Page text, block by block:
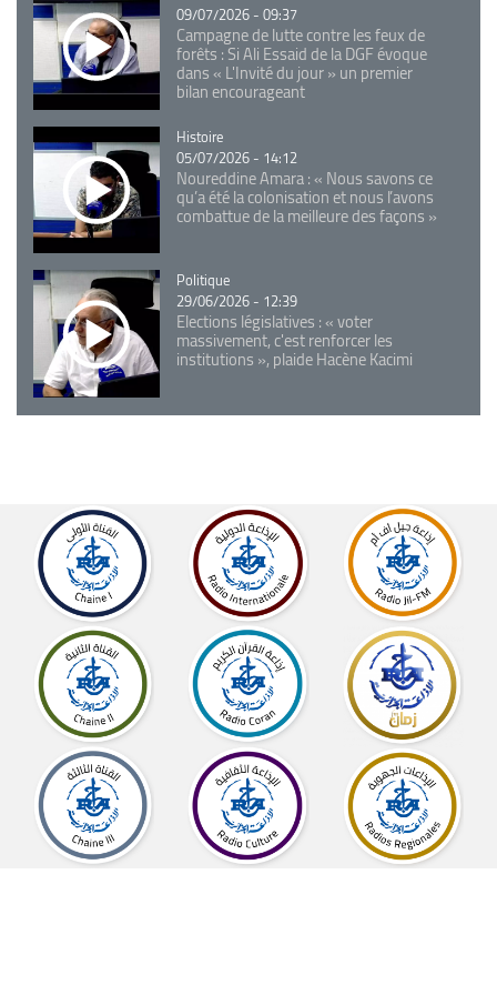
09/07/2026 - 09:37
Campagne de lutte contre les feux de
forêts : Si Ali Essaid de la DGF évoque
dans « L'Invité du jour » un premier
bilan encourageant
Catégorie
Histoire
05/07/2026 - 14:12
Noureddine Amara : « Nous savons ce
qu’a été la colonisation et nous l’avons
combattue de la meilleure des façons »
Catégorie
Politique
29/06/2026 - 12:39
Elections législatives : « voter
massivement, c'est renforcer les
institutions », plaide Hacène Kacimi